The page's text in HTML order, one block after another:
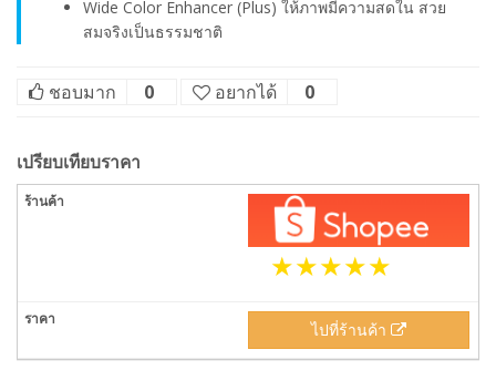
Wide Color Enhancer (Plus) ให้ภาพมีความสดใน สวย
สมจริงเป็นธรรมชาติ
ชอบมาก 0 อยากได้ 0
เปรียบเทียบราคา
ไปที่ร้านค้า